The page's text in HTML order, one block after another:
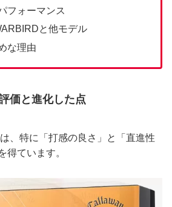
フォーマンス
と他モデル
な理由
価と進化した点
、特に「打感の良さ」と「直進性
得ています。